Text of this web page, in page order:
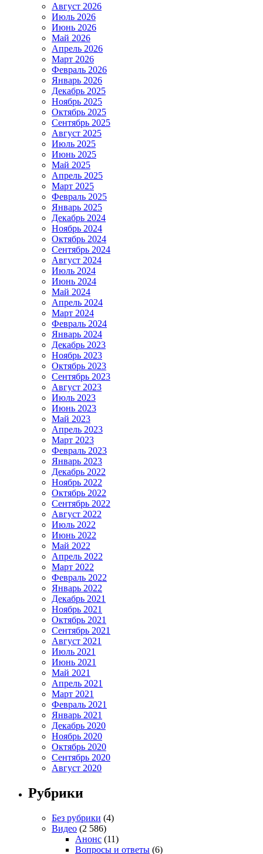
Август 2026
Июль 2026
Июнь 2026
Май 2026
Апрель 2026
Март 2026
Февраль 2026
Январь 2026
Декабрь 2025
Ноябрь 2025
Октябрь 2025
Сентябрь 2025
Август 2025
Июль 2025
Июнь 2025
Май 2025
Апрель 2025
Март 2025
Февраль 2025
Январь 2025
Декабрь 2024
Ноябрь 2024
Октябрь 2024
Сентябрь 2024
Август 2024
Июль 2024
Июнь 2024
Май 2024
Апрель 2024
Март 2024
Февраль 2024
Январь 2024
Декабрь 2023
Ноябрь 2023
Октябрь 2023
Сентябрь 2023
Август 2023
Июль 2023
Июнь 2023
Май 2023
Апрель 2023
Март 2023
Февраль 2023
Январь 2023
Декабрь 2022
Ноябрь 2022
Октябрь 2022
Сентябрь 2022
Август 2022
Июль 2022
Июнь 2022
Май 2022
Апрель 2022
Март 2022
Февраль 2022
Январь 2022
Декабрь 2021
Ноябрь 2021
Октябрь 2021
Сентябрь 2021
Август 2021
Июль 2021
Июнь 2021
Май 2021
Апрель 2021
Март 2021
Февраль 2021
Январь 2021
Декабрь 2020
Ноябрь 2020
Октябрь 2020
Сентябрь 2020
Август 2020
Рубрики
Без рубрики (4)
Видео (2 586)
Анонс (11)
Вопросы и ответы (6)